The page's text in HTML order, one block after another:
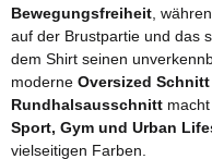
Bewegungsfreiheit,
auf der Brustpartie und das
dem Shirt seinen
moderne Oversized Schnitt
Rundhalsausschnitt
Sport, Gym und Urban
vielseitigen Farben.